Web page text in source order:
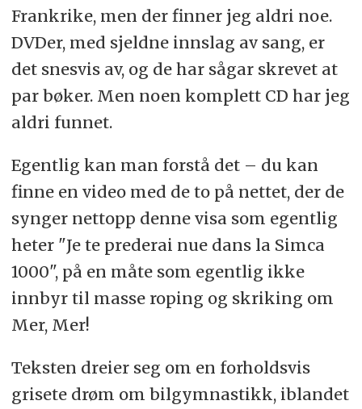
Frankrike, men der finner jeg aldri noe.
DVDer, med sjeldne innslag av sang, er
det snesvis av, og de har sågar skrevet at
par bøker. Men noen komplett CD har jeg
aldri funnet.
Egentlig kan man forstå det – du kan
finne en video med de to på nettet, der de
synger nettopp denne visa som egentlig
heter "Je te prederai nue dans la Simca
1000", på en måte som egentlig ikke
innbyr til masse roping og skriking om
Mer, Mer!
Teksten dreier seg om en forholdsvis
grisete drøm om bilgymnastikk, iblandet